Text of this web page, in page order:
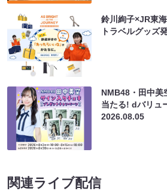
鈴川絢子×JR東
トラベルグッズ
NMB48・田中美
当たる! dバリュ
2026.08.05
関連ライブ配信